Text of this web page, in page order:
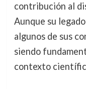
contribución al
Aunque su
algunos de sus
siendo
contexto